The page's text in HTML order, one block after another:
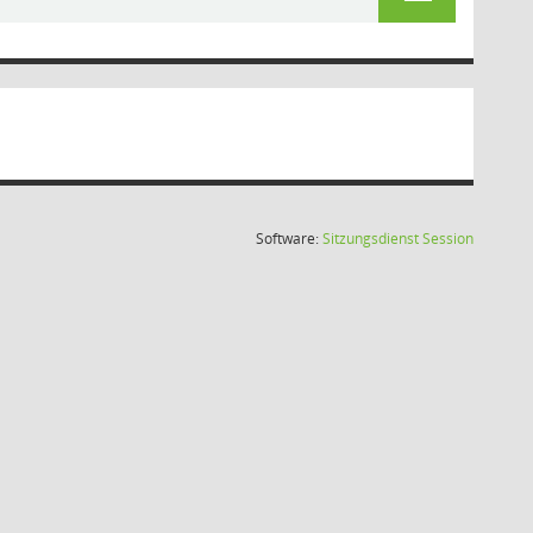
Software:SitzungsdienstSession(Wird in